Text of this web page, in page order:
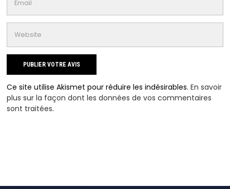
Ce site utilise Akismet pour réduire les indésirables.En savoir
plus sur la façon dont les données de vos commentaires
sont traitées.